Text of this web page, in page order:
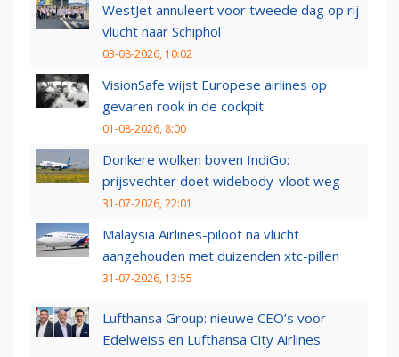
WestJet annuleert voor tweede dag op rij
vlucht naar Schiphol
03-08-2026, 10:02
VisionSafe wijst Europese airlines op
gevaren rook in de cockpit
01-08-2026, 8:00
Donkere wolken boven IndiGo:
prijsvechter doet widebody-vloot weg
31-07-2026, 22:01
Malaysia Airlines-piloot na vlucht
aangehouden met duizenden xtc-pillen
31-07-2026, 13:55
Lufthansa Group: nieuwe CEO’s voor
Edelweiss en Lufthansa City Airlines